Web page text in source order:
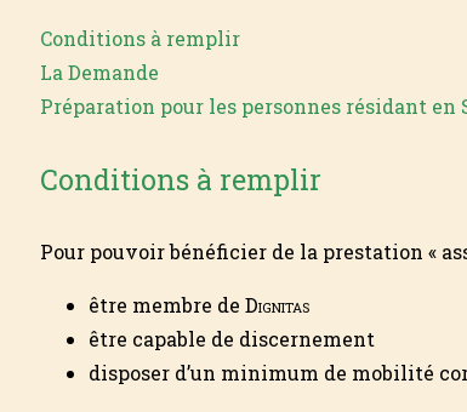
Conditions à remplir
La Demande
Préparation pour les personnes résidant en
Conditions à remplir
Pour pouvoir bénéficier de la prestation «
être membre de Dignitas
être capable de discernement
disposer d’un minimum de mobilité